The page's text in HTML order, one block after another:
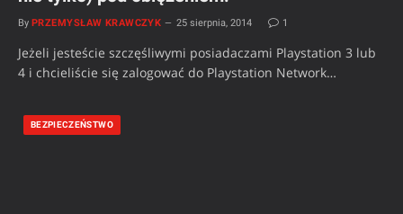
By PRZEMYSŁAW KRAWCZYK 25 sierpnia, 2014 1
Jeżeli jesteście szczęśliwymi posiadaczami Playstation 3 lub
4 i chcieliście się zalogować do Playstation Network…
BEZPIECZEŃSTWO